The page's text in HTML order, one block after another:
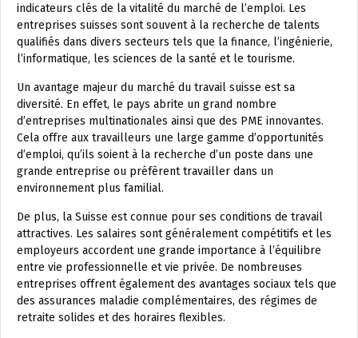
indicateurs clés de la vitalité du marché de l’emploi. Les
entreprises suisses sont souvent à la recherche de talents
qualifiés dans divers secteurs tels que la finance, l’ingénierie,
l’informatique, les sciences de la santé et le tourisme.
Un avantage majeur du marché du travail suisse est sa
diversité. En effet, le pays abrite un grand nombre
d’entreprises multinationales ainsi que des PME innovantes.
Cela offre aux travailleurs une large gamme d’opportunités
d’emploi, qu’ils soient à la recherche d’un poste dans une
grande entreprise ou préfèrent travailler dans un
environnement plus familial.
De plus, la Suisse est connue pour ses conditions de travail
attractives. Les salaires sont généralement compétitifs et les
employeurs accordent une grande importance à l’équilibre
entre vie professionnelle et vie privée. De nombreuses
entreprises offrent également des avantages sociaux tels que
des assurances maladie complémentaires, des régimes de
retraite solides et des horaires flexibles.